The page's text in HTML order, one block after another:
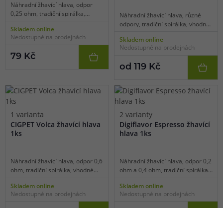
Náhradní žhavící hlava, odpor
0,25 ohm, tradiční spirálka,
balení.
Skladem online
Nedostupné na prodejnách
79 Kč
Náhradní žhavící hlava, různé
odpory, tradiční spirálka, vhodné
Skladem online
Nedostupné na prodejnách
od 119 Kč
1 varianta
CIGPET Volca žhavící hlava
1ks
Náhradní žhavící hlava, odpor 0,6
ohm, tradiční spirálka, vhodné
Skladem online
Nedostupné na prodejnách
2 varianty
Digiflavor Espresso žhavící
hlava 1ks
Náhradní žhavící hlava, odpor 0,2
ohm a 0,4 ohm, tradiční spirálka,
balení.
Skladem online
Nedostupné na prodejnách